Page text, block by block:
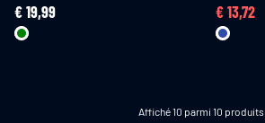
€ 19,99 € 13,72
Affiché 10 parmi 10 produits